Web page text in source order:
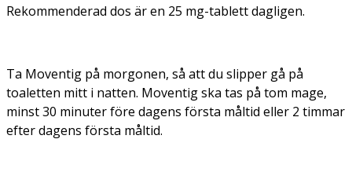
Rekommenderad dos är en 25 mg-tablett dagligen.
Ta Moventig på morgonen, så att du slipper gå på
toaletten mitt i natten. Moventig ska tas på tom mage,
minst 30 minuter före dagens första måltid eller 2 timmar
efter dagens första måltid.